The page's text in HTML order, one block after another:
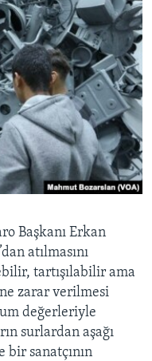
Başkanı Erkan
atılmasını
tartışılabilir ama
zarar verilmesi
değerleriyle
surlardan aşağı
bir sanatçının